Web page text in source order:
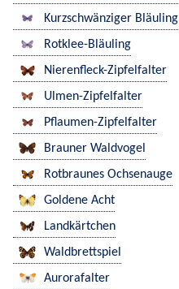
Kurzschwänziger Bläuling
Rotklee-Bläuling
Nierenfleck-Zipfelfalter
Ulmen-Zipfelfalter
Pflaumen-Zipfelfalter
Brauner Waldvogel
Rotbraunes Ochsenauge
Goldene Acht
Landkärtchen
Waldbrettspiel
Aurorafalter